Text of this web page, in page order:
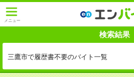
メニュー
検索結果
三鷹市で履歴書不要のバイト一覧